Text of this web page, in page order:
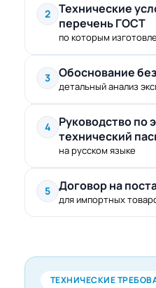
2
Технические
перечень ГОСТ
по которым
3 Обоснование
детальный анализ
4
Руководство по
технический
на русском языке
5 Договор на
для импортных
ТЕХНИЧЕСКИЕ